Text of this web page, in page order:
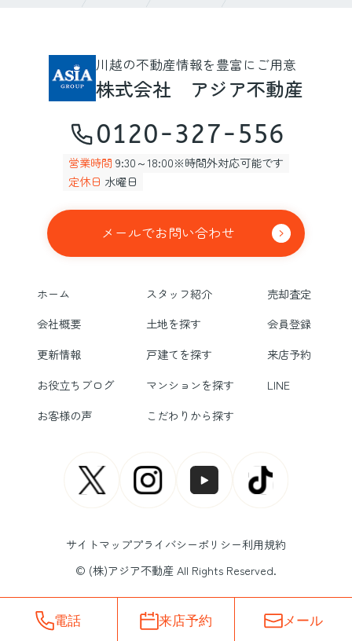
川越の不動産情報を豊富にご用意
株式会社 アジア不動産
0120-327-556
営業時間 9:30～18:00※時間外対応可能です
定休日 水曜日
メールでお問い合わせ
ホーム スタッフ紹介
売却査定
会社概要
土地を探す
会員登録
更新情報
戸建てを探す
来店予約
お役立ちブログ
マンションを探す
LINE
お客様の声
こだわりから探す
サイトマッププライバシーポリシー利用規約
© (株)アジア不動産 All Rights Reserved.
電話 来店予約 メール